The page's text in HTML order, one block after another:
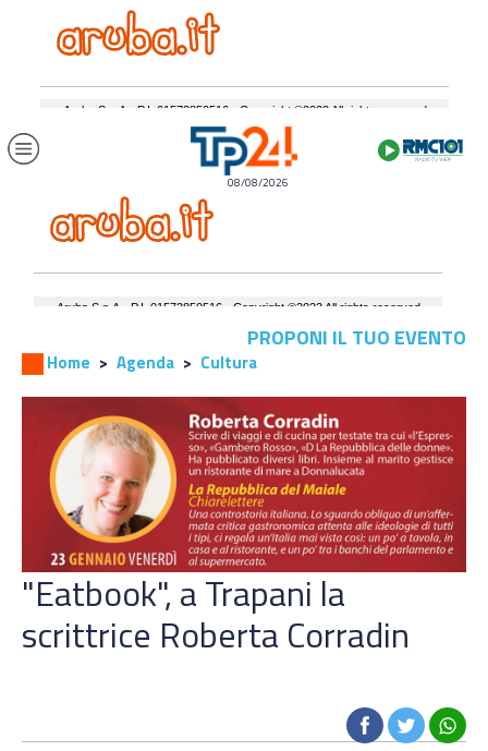
08/08/2026
PROPONI IL TUO EVENTO
Home Agenda Cultura
"Eatbook", a Trapani la
scrittrice Roberta Corradin